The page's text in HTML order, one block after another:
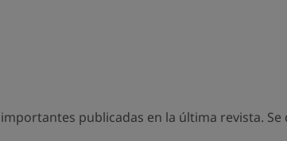
publicadas en la última revista.